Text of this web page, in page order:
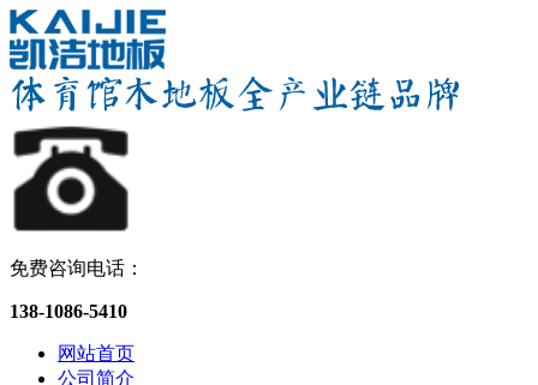
免费咨询电话：
138-1086-5410
网站首页
公司简介